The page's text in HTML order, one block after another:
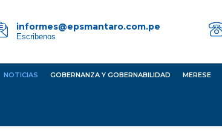
informes@epsmantaro.com.pe
Escribenos
NOTICIAS GOBERNANZA Y GOBERNABILIDAD MERESE